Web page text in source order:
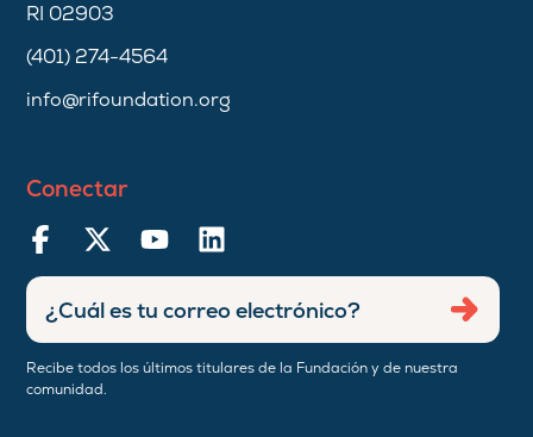
RI 02903
(401) 274-4564
info@rifoundation.org
Conectar
Recibe todos los últimos titulares de la Fundación y de nuestra
comunidad.
Ingresar
dirección
de
correo
Enviar